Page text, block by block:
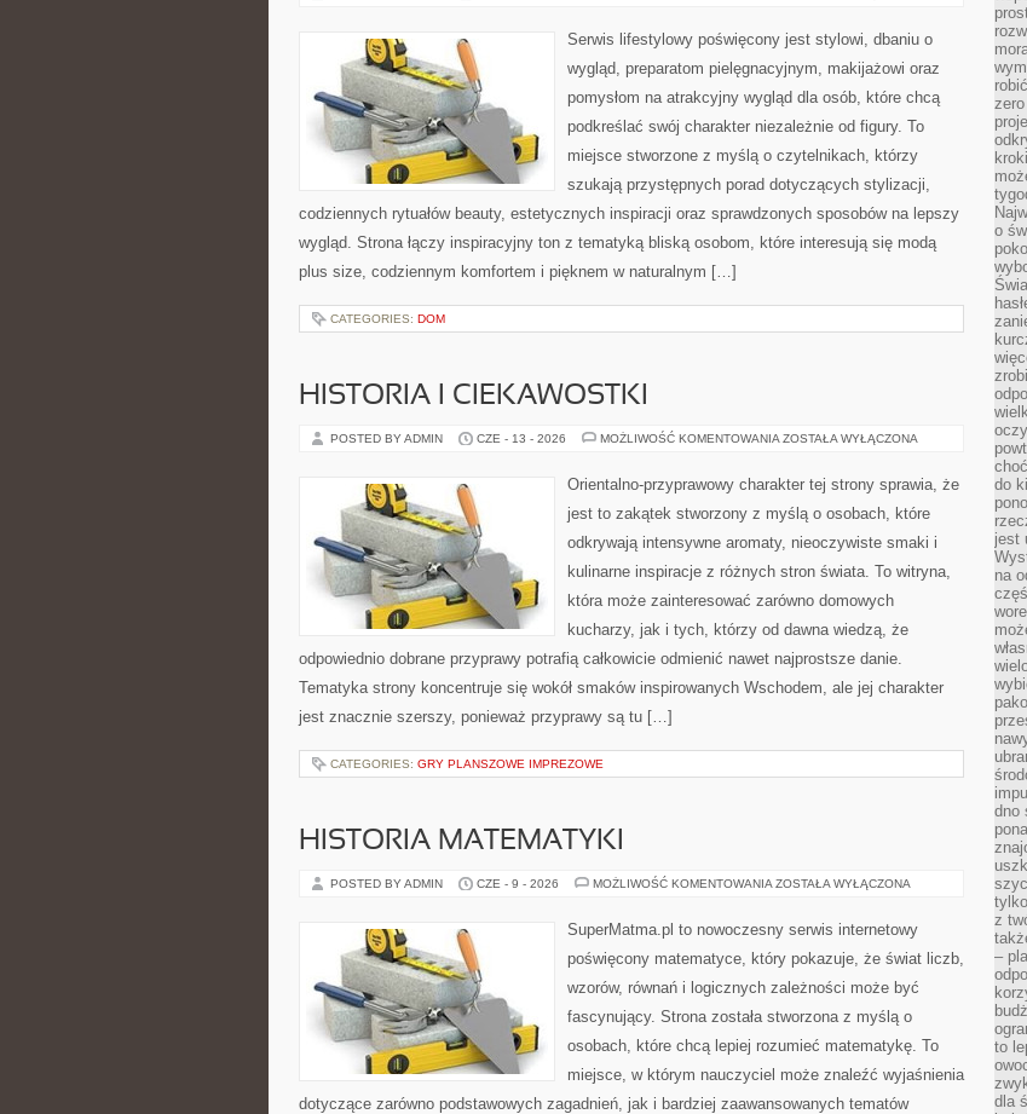
KĄPIELOWE
Serwis lifestylowy poświęcony jest stylowi, dbaniu o
wygląd, preparatom pielęgnacyjnym, makijażowi oraz
pomysłom na atrakcyjny wygląd dla osób, które chcą
podkreślać swój charakter niezależnie od figury. To
miejsce stworzone z myślą o czytelnikach, którzy
szukają przystępnych porad dotyczących stylizacji,
codziennych rytuałów beauty, estetycznych inspiracji oraz sprawdzonych sposobów na lepszy
wygląd. Strona łączy inspiracyjny ton z tematyką bliską osobom, które interesują się modą
plus size, codziennym komfortem i pięknem w naturalnym […]
CATEGORIES: DOM
HISTORIA I CIEKAWOSTKI
POSTED BY ADMIN CZE - 13 - 2026 MOŻLIWOŚĆ KOMENTOWANIA HISTORIA
ZOSTAŁA WYŁĄCZONA
Orientalno-przyprawowy charakter tej strony sprawia, że
jest to zakątek stworzony z myślą o osobach, które
odkrywają intensywne aromaty, nieoczywiste smaki i
kulinarne inspiracje z różnych stron świata. To witryna,
która może zainteresować zarówno domowych
kucharzy, jak i tych, którzy od dawna wiedzą, że
odpowiednio dobrane przyprawy potrafią całkowicie odmienić nawet najprostsze danie.
Tematyka strony koncentruje się wokół smaków inspirowanych Wschodem, ale jej charakter
jest znacznie szerszy, ponieważ przyprawy są tu […]
CATEGORIES: GRY PLANSZOWE IMPREZOWE
HISTORIA MATEMATYKI
POSTED BY ADMIN CZE - 9 - 2026 MOŻLIWOŚĆ KOMENTOWANIA HISTORIA
ZOSTAŁA WYŁĄCZONA
SuperMatma.pl to nowoczesny serwis internetowy
poświęcony matematyce, który pokazuje, że świat liczb,
wzorów, równań i logicznych zależności może być
fascynujący. Strona została stworzona z myślą o
osobach, które chcą lepiej rozumieć matematykę. To
miejsce, w którym nauczyciel może znaleźć wyjaśnienia
dotyczące zarówno podstawowych zagadnień, jak i bardziej zaawansowanych tematów
o
do
jest
na
dno
z
–
to
dla